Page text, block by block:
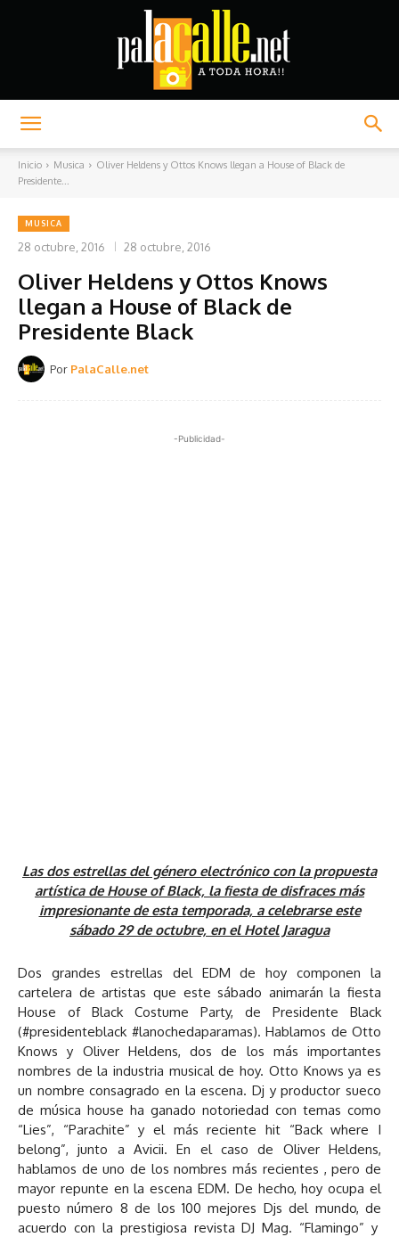
Inicio Musica
Oliver Heldens y Ottos Knows llegan a House of Black de
Presidente...
MUSICA
28 octubre, 2016 28 octubre, 2016
Oliver Heldens y Ottos Knows
llegan a House of Black de
Presidente Black
Por PalaCalle.net
-Publicidad-
Las dos estrellas del género electrónico con la propuesta
artística de House of Black, la fiesta de disfraces más
impresionante de esta temporada, a celebrarse este
sábado 29 de octubre, en el Hotel Jaragua
Dos grandes estrellas del EDM de hoy componen la
cartelera de artistas que este sábado animarán la fiesta
House of Black Costume Party, de Presidente Black
(#presidenteblack #lanochedaparamas). Hablamos de Otto
Knows y Oliver Heldens, dos de los más importantes
nombres de la industria musical de hoy. Otto Knows ya es
un nombre consagrado en la escena. Dj y productor sueco
de música house ha ganado notoriedad con temas como
“Lies”, “Parachite” y el más reciente hit “Back where I
belong”, junto a Avicii. En el caso de Oliver Heldens,
hablamos de uno de los nombres más recientes , pero de
mayor repunte en la escena EDM. De hecho, hoy ocupa el
puesto número 8 de los 100 mejores Djs del mundo, de
acuerdo con la prestigiosa revista DJ Mag. “Flamingo” y